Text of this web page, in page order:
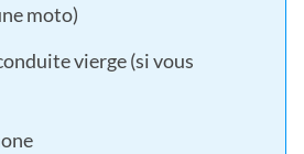
moto)
vierge (si vous